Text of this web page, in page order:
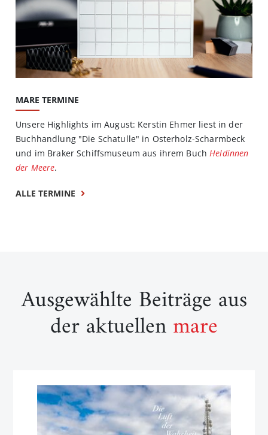
MARE TERMINE
Unsere Highlights im August: Kerstin Ehmer liest in der
Buchhandlung "Die Schatulle" in Osterholz-Scharmbeck
und im Braker Schiffsmuseum aus ihrem BuchHeldinnen
der Meere.
ALLE TERMINE
Ausgewählte Beiträge aus
der aktuellenmare